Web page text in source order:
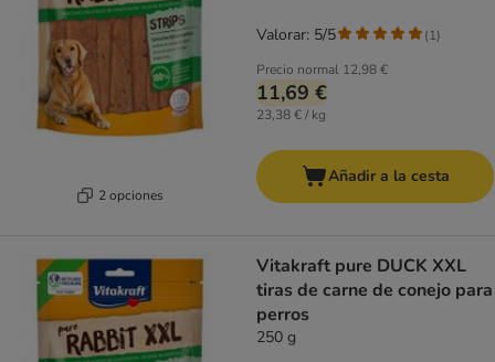
2 opciones
Precio normal 12,98 €
11,69 €
23,38 € / kg
Valorar: 5/5 (1)
Añadir a la cesta
Vitakraft pure DUCK XXL
tiras de carne de conejo para
perros
250 g